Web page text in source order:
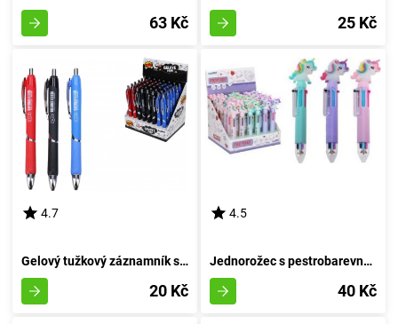
63 Kč 25 Kč
4.7
Gelový tužkový záznamník s tloušťkou 1,0 mm, 48 kusů
20 Kč
4.5
Jednorožec s pestrobarevnou výzdobou (6 odstínů)
40 Kč